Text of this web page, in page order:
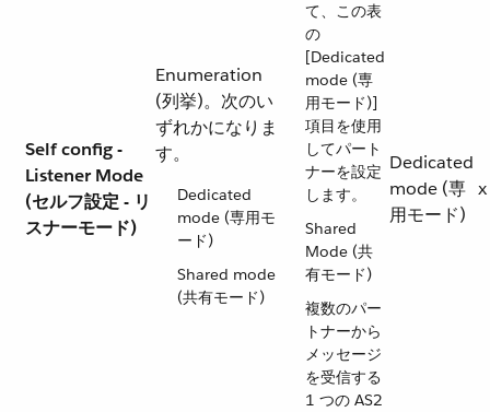
Self config -
Listener Mode
(セルフ設定 - リ
スナーモード)
Enumeration
(列挙)。次のい
ずれかになりま
す。
Dedicated
mode (専用モ
ード)
Shared mode
(共有モード)
て、この表
の
[Dedicated
mode (専
用モード)]
項目を使用
してパート
ナーを設定
します。
Shared
Mode (共
有モード)
複数のパー
トナーから
メッセージ
を受信する
1 つの AS2
Dedicated
mode (専
用モード)
x